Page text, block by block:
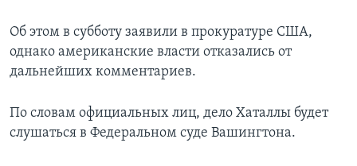
Об этом в субботу заявили в прокуратуре США,
однако американские власти отказались от
дальнейших комментариев.
По словам официальных лиц, дело Хаталлы будет
слушаться в Федеральном суде Вашингтона.